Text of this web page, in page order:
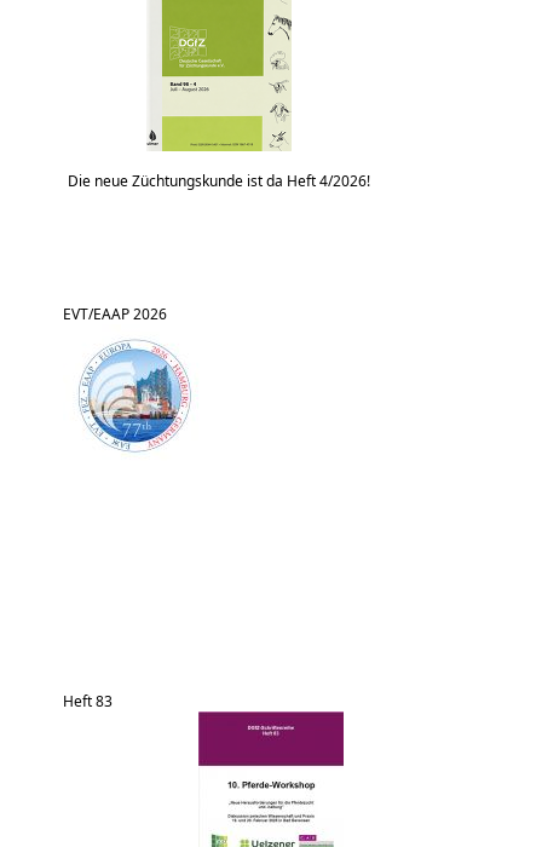
Die neue Züchtungskunde ist da Heft 4/2026!
EVT/EAAP 2026
Heft 83